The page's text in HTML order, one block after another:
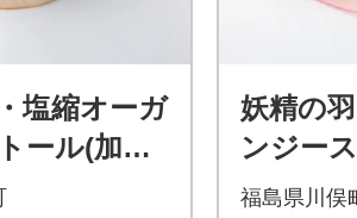
塩縮オーガ
ール(加賀
ロー
妖精の
ンジー
友禅)鎖/
福島県川俣